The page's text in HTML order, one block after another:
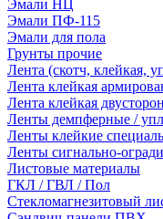
Эмали НЦ
Эмали ПФ-115
Эмали для пола
Грунты прочие
Лента (скотч, клейкая,
Лента клейкая
Лента клейкая
Ленты демпферные /
Ленты клейкие
Ленты сигнально-
Листовые материалы
ГКЛ / ГВЛ / Пол
Стекломагнезитовый